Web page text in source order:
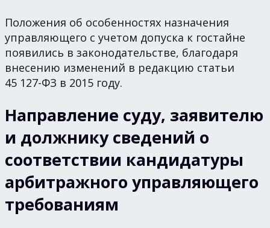
Положения об особенностях назначения
управляющего с учетом допуска к гостайне
появились в законодательстве, благодаря
внесению изменений в редакцию статьи
45 127-ФЗ в 2015 году.
Направление суду, заявителю
и должнику сведений о
соответствии кандидатуры
арбитражного управляющего
требованиям